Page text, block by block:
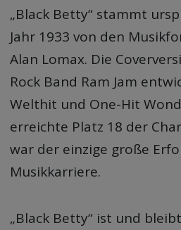
„Black Betty“ stammt
Jahr 1933 von den
Alan Lomax. Die
Rock Band Ram Jam
Welthit und One-Hit
erreichte Platz 18 der
war der einzige große
Musikkarriere.
„Black Betty“ ist und